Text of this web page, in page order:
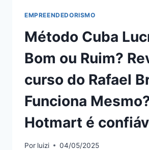
EMPREENDEDORISMO
Método Cuba
Bom ou Ruim?
curso do Rafael
Funciona
Hotmart é
Por luizi 04/05/2025